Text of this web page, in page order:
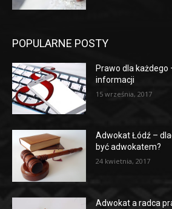
POPULARNE POSTY
Prawo dla każdego
informacji
15 września, 2017
Adwokat Łódź –
być adwokatem?
24 kwietnia, 2017
Adwokat a radca